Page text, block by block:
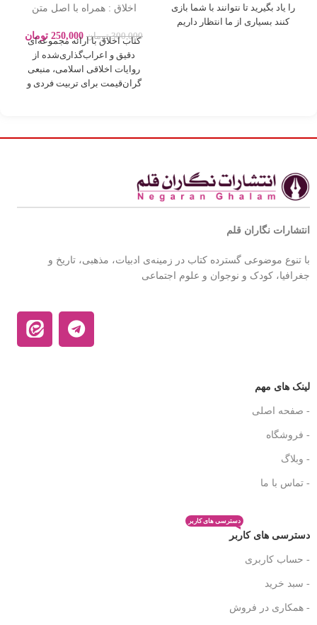
را یاد بگیرید تا نتوانند با شما بازی
کنند بسیاری از ما انتظار داریم
اخلاق : همراه با اصل متن
300,000 تومان 250,000 تومان
کتاب اخلاق با ارائه مجموعه‌ای
دقیق و اعراب‌گذاری‌شده از
روایات اخلاقی اسلامی، منبعی
گران‌قیمت برای تربیت فردی و
انتشارات نگاران قلم
با تنوع موضوعی گسترده کتاب در زمینه‌ی ادبیات، مذهبی، تاریخ و
جغرافیا، کودک و نوجوان و علوم اجتماعی
لینک های مهم
- صفحه اصلی
- فروشگاه
- وبلاگ
- تماس با ما
دسترسی های کاربر
دسترسی های کاربر
- حساب کاربری
- سبد خرید
- همکاری در فروش